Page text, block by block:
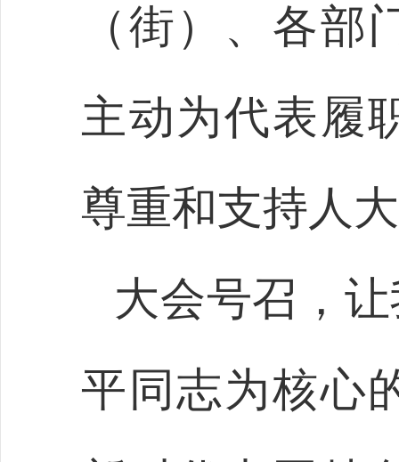
（街）、各
主动为代表履
尊重和支持人
大会号召，
平同志为核心